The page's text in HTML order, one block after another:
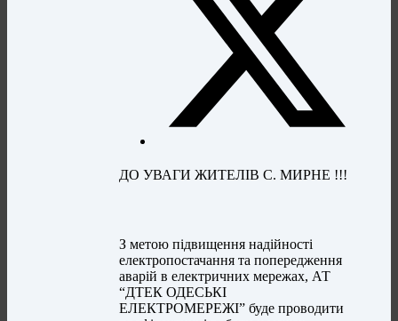
ДО УВАГИ ЖИТЕЛІВ С. МИРНЕ !!!
З метою підвищення надійності
електропостачання та попередження
аварій в електричних мережах, АТ
“ДТЕК ОДЕСЬКІ
ЕЛЕКТРОМЕРЕЖІ” буде проводити